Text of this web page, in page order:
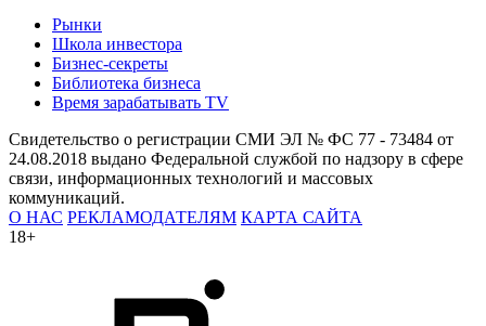
Рынки
Школа инвестора
Бизнес-секреты
Библиотека бизнеса
Время зарабатывать TV
Свидетельство о регистрации СМИ ЭЛ № ФС 77 - 73484 от
24.08.2018 выдано Федеральной службой по надзору в сфере
связи, информационных технологий и массовых
коммуникаций.
О НАС РЕКЛАМОДАТЕЛЯМ КАРТА САЙТА
18+